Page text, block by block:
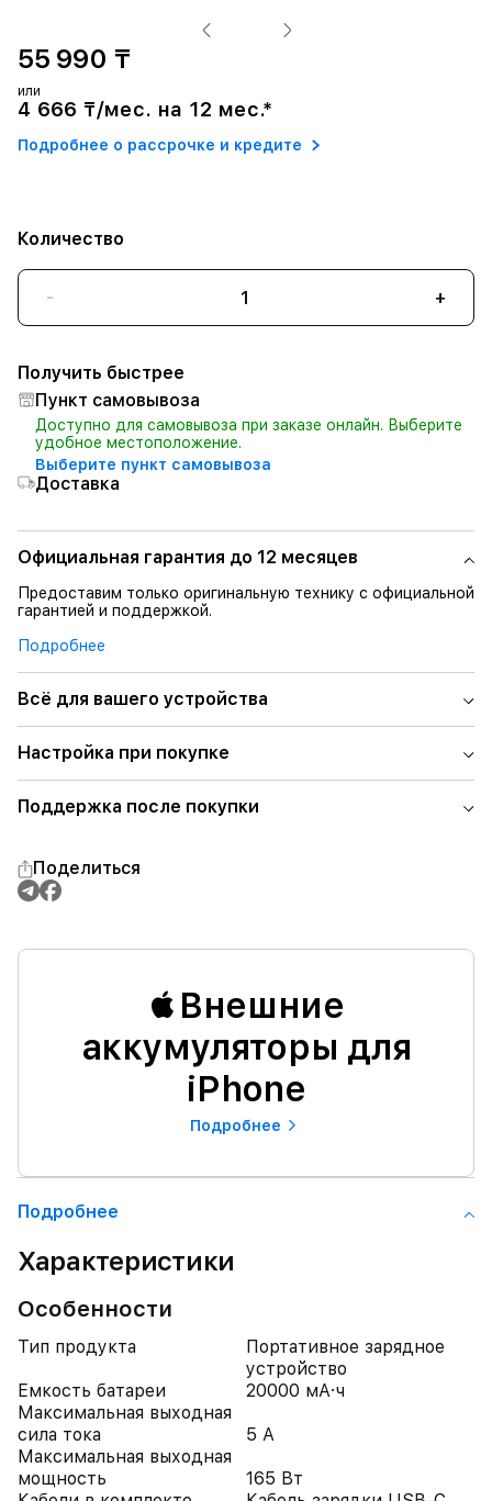
55 990 ₸
или
4 666 ₸/мес. на 12 мес.*
Подробнее о рассрочке и кредите
Количество
- +
Получить быстрее
Пункт самовывоза
Доступно для самовывоза при заказе онлайн. Выберите
удобное местоположение.
Выберите пункт самовывоза
Доставка
Официальная гарантия до 12 месяцев
Предоставим только оригинальную технику с официальной
гарантией и поддержкой.
Подробнее
Всё для вашего устройства
Настройка при покупке
Поддержка после покупки
Поделиться
Внешние
аккумуляторы для
iPhone
Подробнее
Подробнее
Характеристики
Особенности
Тип продукта
Портативное зарядное
устройство
Емкость батареи
20000 мА·ч
Максимальная выходная
сила тока
5 А
Максимальная выходная
мощность
165 Вт